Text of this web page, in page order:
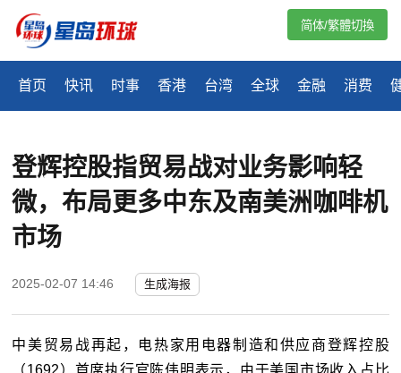
首页 快讯 时事 香港 台湾 全球 金融 消费
简体/繁體切換
登辉控股指贸易战对业务影响轻
微，布局更多中东及南美洲咖啡机
市场
2025-02-07 14:46 生成海报
中美贸易战再起，电热家用电器制造和供应商登辉控股